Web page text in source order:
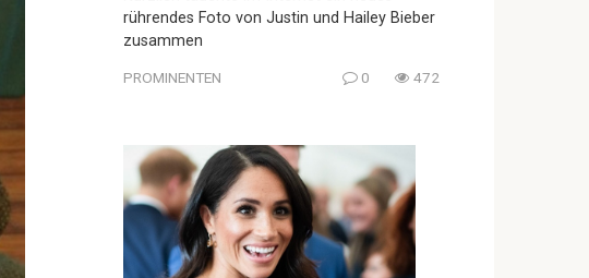
rührendes Foto von Justin und Hailey Bieber
zusammen
PROMINENTEN 0 472